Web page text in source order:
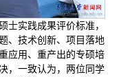
士实践成果评价标准，
、技术创新、项目落地
应用、重产出的专硕培
，一致认为，两位同学